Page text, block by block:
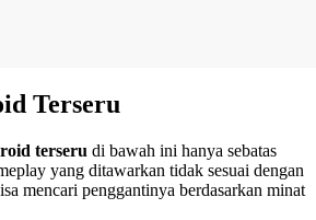
Terseru
terseru di bawah ini hanya sebatas
yang ditawarkan tidak sesuai dengan
mencari penggantinya berdasarkan minat